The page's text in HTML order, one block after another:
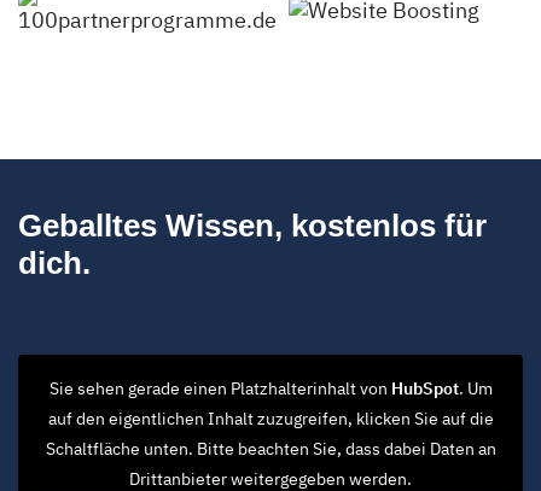
Geballtes Wissen, kostenlos für
dich.
Sie sehen gerade einen Platzhalterinhalt von HubSpot. Um
auf den eigentlichen Inhalt zuzugreifen, klicken Sie auf die
Schaltfläche unten. Bitte beachten Sie, dass dabei Daten an
Drittanbieter weitergegeben werden.